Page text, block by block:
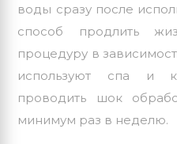
воды сразу после
способ продлить
процедуру в
используют спа и
проводить шок
минимум раз в неделю.